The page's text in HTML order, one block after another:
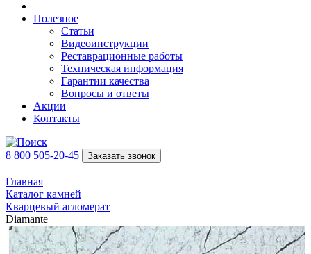
Полезное
Статьи
Видеоинструкции
Реставрационные работы
Техническая информация
Гарантии качества
Вопросы и ответы
Акции
Контакты
8 800 505-20-45 Заказать звонок
Главная
Каталог камней
Кварцевый агломерат
Diamante